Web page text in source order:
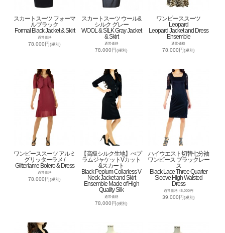
スカートスーツ フォーマ
ルブラック
Formal Black Jacket & Skirt
通常価格
78,000円(税別)
スカートスーツ ウール&
シルク グレー
WOOL & SILK Gray Jacket
& Skirt
通常価格
78,000円(税別)
ワンピーススーツ
Leopard
Leopard Jacket and Dress
Ensemble
通常価格
78,000円(税別)
ワンピーススーツ アルミ
グリッターラメ /
Glitterlame Bolero & Dress
通常価格
78,000円(税別)
【高級シルク生地】ぺプ
ラムジャケットVカット
&スカート
Black Peplum Collarless V
Neck Jacket and Skirt
Ensemble Made of High
Quality Silk
通常価格
78,000円(税別)
ハイウエスト切替七分袖
ワンピース ブラックレー
ス
Black Lace Three Quarter
Sleeve High Waisted
Dress
通常価格 45,000円
39,000円(税別)